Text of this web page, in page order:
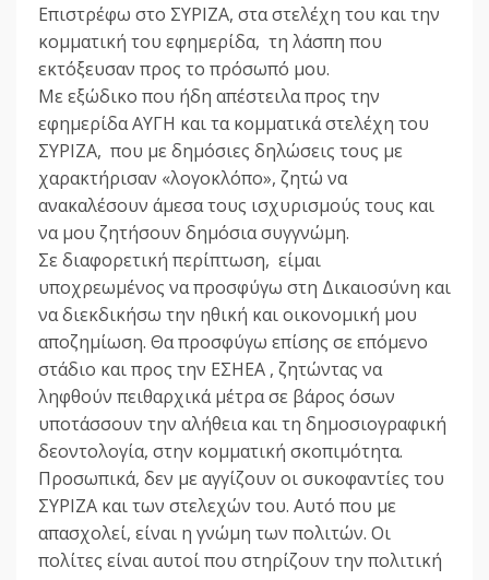
Επιστρέφω στο ΣΥΡΙΖΑ, στα στελέχη του και την
κομματική του εφημερίδα, τη λάσπη που
εκτόξευσαν προς το πρόσωπό μου.
Με εξώδικο που ήδη απέστειλα προς την
εφημερίδα ΑΥΓΗ και τα κομματικά στελέχη του
ΣΥΡΙΖΑ, που με δημόσιες δηλώσεις τους με
χαρακτήρισαν «λογοκλόπο», ζητώ να
ανακαλέσουν άμεσα τους ισχυρισμούς τους και
να μου ζητήσουν δημόσια συγγνώμη.
Σε διαφορετική περίπτωση, είμαι
υποχρεωμένος να προσφύγω στη Δικαιοσύνη και
να διεκδικήσω την ηθική και οικονομική μου
αποζημίωση. Θα προσφύγω επίσης σε επόμενο
στάδιο και προς την ΕΣΗΕΑ , ζητώντας να
ληφθούν πειθαρχικά μέτρα σε βάρος όσων
υποτάσσουν την αλήθεια και τη δημοσιογραφική
δεοντολογία, στην κομματική σκοπιμότητα.
Προσωπικά, δεν με αγγίζουν οι συκοφαντίες του
ΣΥΡΙΖΑ και των στελεχών του. Αυτό που με
απασχολεί, είναι η γνώμη των πολιτών. Οι
πολίτες είναι αυτοί που στηρίζουν την πολιτική